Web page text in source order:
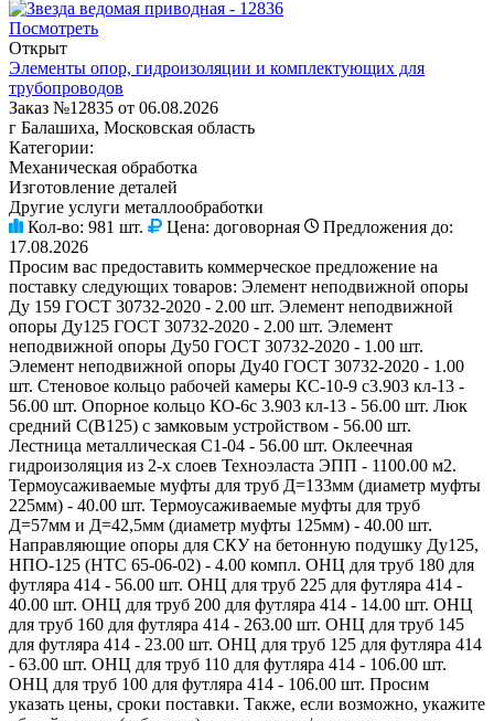
Посмотреть
Открыт
Элементы опор, гидроизоляции и комплектующих для
трубопроводов
Заказ №12835 от 06.08.2026
г Балашиха, Московская область
Категории:
Механическая обработка
Изготовление деталей
Другие услуги металлообработки
Кол-во: 981 шт. Цена: договорная
Предложения до:
17.08.2026
Просим вас предоставить коммерческое предложение на
поставку следующих товаров: Элемент неподвижной опоры
Ду 159 ГОСТ 30732-2020 - 2.00 шт. Элемент неподвижной
опоры Ду125 ГОСТ 30732-2020 - 2.00 шт. Элемент
неподвижной опоры Ду50 ГОСТ 30732-2020 - 1.00 шт.
Элемент неподвижной опоры Ду40 ГОСТ 30732-2020 - 1.00
шт. Стеновое кольцо рабочей камеры КС-10-9 с3.903 кл-13 -
56.00 шт. Опорное кольцо КО-6с 3.903 кл-13 - 56.00 шт. Люк
средний С(В125) с замковым устройством - 56.00 шт.
Лестница металлическая C1-04 - 56.00 шт. Оклеечная
гидроизоляция из 2-х слоев Техноэласта ЭПП - 1100.00 м2.
Термоусаживаемые муфты для труб Д=133мм (диаметр муфты
225мм) - 40.00 шт. Термоусаживаемые муфты для труб
Д=57мм и Д=42,5мм (диаметр муфты 125мм) - 40.00 шт.
Направляющие опоры для СКУ на бетонную подушку Ду125,
НПО-125 (НТС 65-06-02) - 4.00 компл. ОНЦ для труб 180 для
футляра 414 - 56.00 шт. ОНЦ для труб 225 для футляра 414 -
40.00 шт. ОНЦ для труб 200 для футляра 414 - 14.00 шт. ОНЦ
для труб 160 для футляра 414 - 263.00 шт. ОНЦ для труб 145
для футляра 414 - 23.00 шт. ОНЦ для труб 125 для футляра 414
- 63.00 шт. ОНЦ для труб 110 для футляра 414 - 106.00 шт.
ОНЦ для труб 100 для футляра 414 - 106.00 шт. Просим
указать цены, сроки поставки. Также, если возможно, укажите